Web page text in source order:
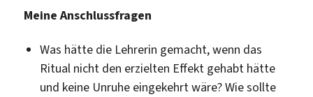
Meine Anschlussfragen
Was hätte die Lehrerin gemacht, wenn das
Ritual nicht den erzielten Effekt gehabt hätte
und keine Unruhe eingekehrt wäre? Wie sollte